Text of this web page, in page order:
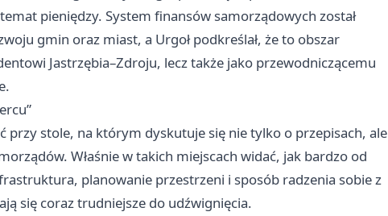
pieniędzy. System finansów samorządowych został
gmin oraz miast, a Urgoł podkreślał, że to obszar
Jastrzębia–Zdroju, lecz także jako przewodniczącemu
przy stole, na którym dyskutuje się nie tylko o przepisach, ale
Właśnie w takich miejscach widać, jak bardzo od
planowanie przestrzeni i sposób radzenia sobie z
się coraz trudniejsze do udźwignięcia.